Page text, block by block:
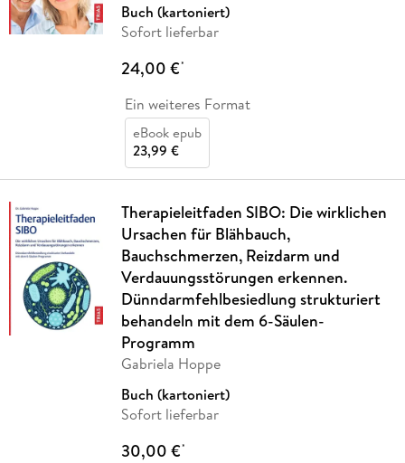
Buch (kartoniert)
Sofort lieferbar
24,00 €*
Ein weiteres Format
eBook epub
23,99 €
Therapieleitfaden SIBO: Die wirklichen
Ursachen für Blähbauch,
Bauchschmerzen, Reizdarm und
Verdauungsstörungen erkennen.
Dünndarmfehlbesiedlung strukturiert
behandeln mit dem 6-Säulen-
Programm
Gabriela Hoppe
Buch (kartoniert)
Sofort lieferbar
30,00 €*